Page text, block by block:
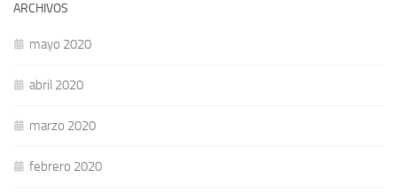
ARCHIVOS
mayo 2020
abril 2020
marzo 2020
febrero 2020